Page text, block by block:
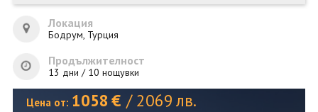
КРУИЗИ
ЕКЗОТИКА
Локация
Бодрум, Турция
Продължителност
13 дни / 10 нощувки
Цена от: 1058 € / 2069 лв.